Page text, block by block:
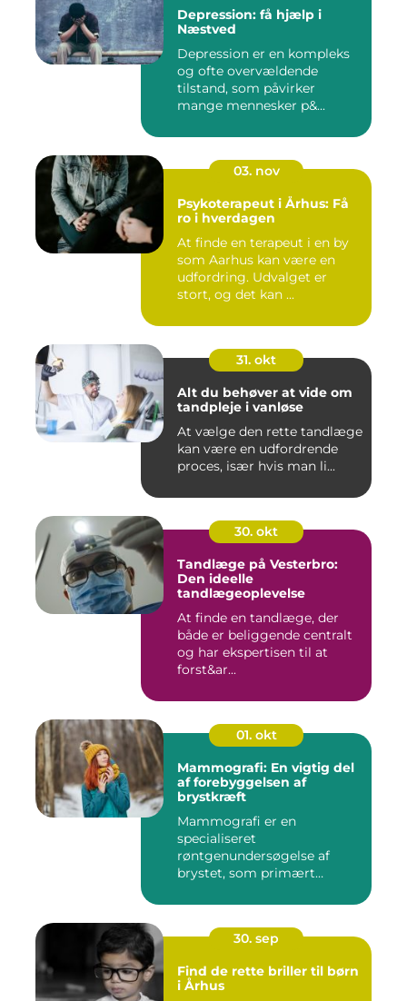
Depression: få hjælp i
Næstved
Depression er en kompleks
og ofte overvældende
tilstand, som påvirker
mange mennesker p&...
03. nov
Psykoterapeut i Århus: Få
ro i hverdagen
At finde en terapeut i en by
som Aarhus kan være en
udfordring. Udvalget er
stort, og det kan ...
31. okt
Alt du behøver at vide om
tandpleje i vanløse
At vælge den rette tandlæge
kan være en udfordrende
proces, især hvis man li...
30. okt
Tandlæge på Vesterbro:
Den ideelle
tandlægeoplevelse
At finde en tandlæge, der
både er beliggende centralt
og har ekspertisen til at
forst&ar...
01. okt
Mammografi: En vigtig del
af forebyggelsen af
brystkræft
Mammografi er en
specialiseret
røntgenundersøgelse af
brystet, som primært
30. sep
Find de rette briller til børn
i Århus